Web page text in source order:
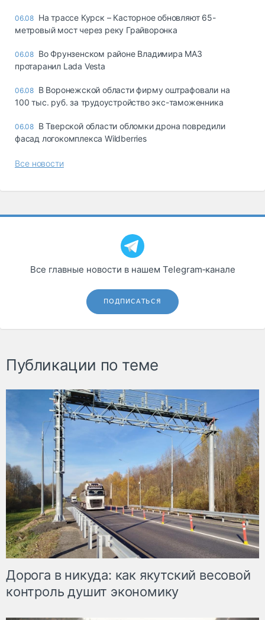
06.08 На трассе Курск – Касторное обновляют 65-
метровый мост через реку Грайворонка
06.08 Во Фрунзенском районе Владимира МАЗ
протаранил Lada Vesta
06.08 В Воронежской области фирму оштрафовали на
100 тыс. руб. за трудоустройство экс-таможенника
06.08 В Тверской области обломки дрона повредили
фасад логокомплекса Wildberries
Все новости
Все главные новости в нашем Telegram‑канале
ПОДПИСАТЬСЯ
Публикации по теме
Дорога в никуда: как якутский весовой
контроль душит экономику